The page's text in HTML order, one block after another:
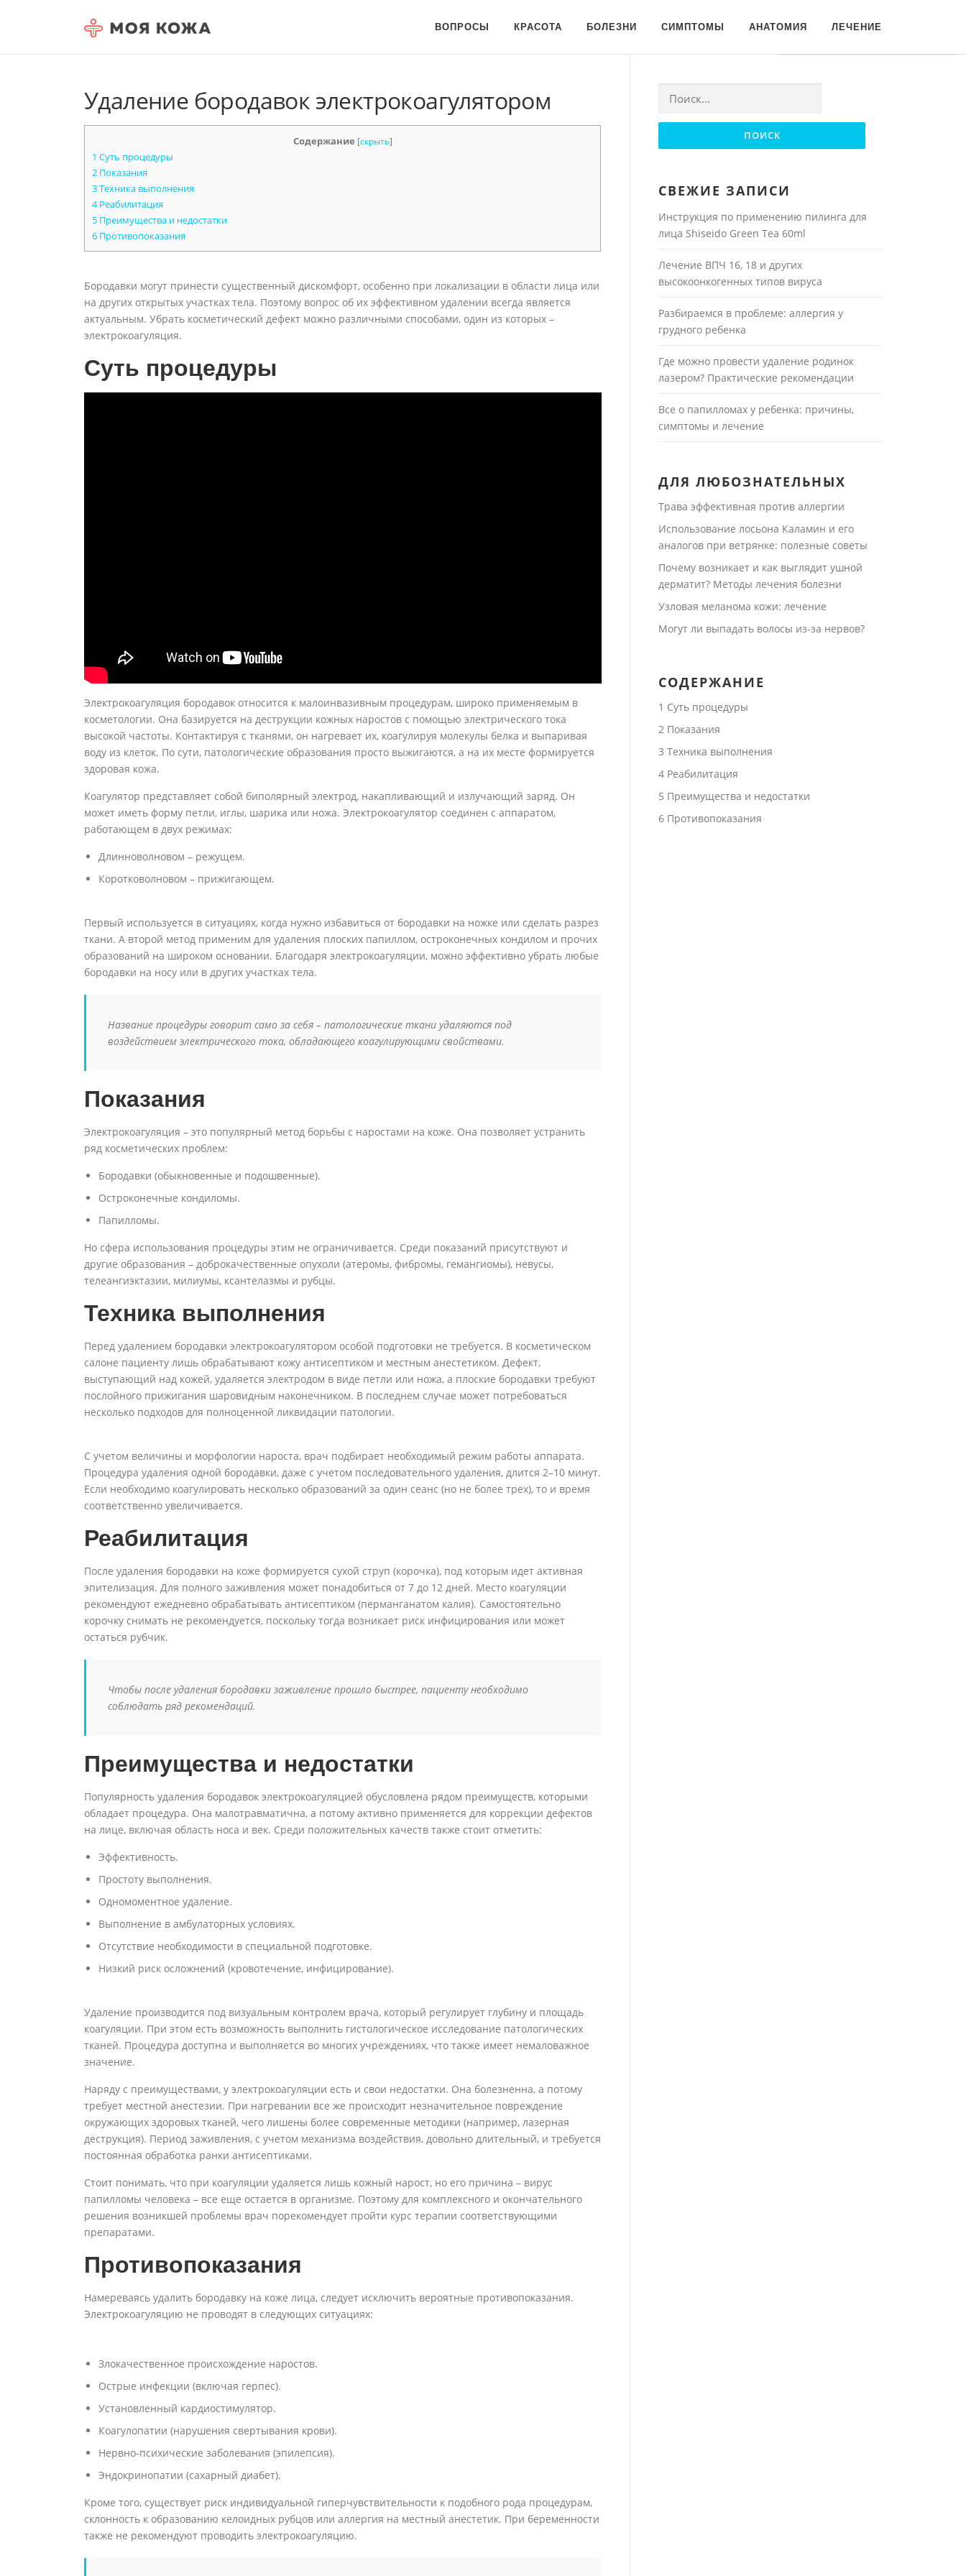
ВОПРОСЫ КРАСОТА БОЛЕЗНИ СИМПТОМЫ АНАТОМИЯ ЛЕЧЕНИЕ
Удаление бородавок электрокоагулятором
Содержание [скрыть]
1 Суть процедуры
2 Показания
3Техника выполнения
4Реабилитация
5 Преимущества и недостатки
6 Противопоказания
Бородавки могут принести существенный дискомфорт, особенно при локализации в области лица или
на других открытых участках тела. Поэтому вопрос об их эффективном удалении всегда является
актуальным. Убрать косметический дефект можно различными способами, один из которых –
электрокоагуляция.
Суть процедуры
Электрокоагуляция бородавок относится к малоинвазивным процедурам, широко применяемым в
косметологии. Она базируется на деструкции кожных наростов с помощью электрического тока
высокой частоты. Контактируя с тканями, он нагревает их, коагулируя молекулы белка и выпаривая
воду из клеток. По сути, патологические образования просто выжигаются, а на их месте формируется
здоровая кожа.
Коагулятор представляет собой биполярный электрод, накапливающий и излучающий заряд. Он
может иметь форму петли, иглы, шарика или ножа. Электрокоагулятор соединен с аппаратом,
работающем в двух режимах:
Длинноволновом – режущем.
Коротковолновом – прижигающем.
Первый используется в ситуациях, когда нужно избавиться от бородавки на ножке или сделать разрез
ткани. А второй метод применим для удаления плоских папиллом, остроконечных кондилом и прочих
образований на широком основании. Благодаря электрокоагуляции, можно эффективно убрать любые
бородавки на носу или в других участках тела.
Название процедуры говорит само за себя – патологические ткани удаляются под
воздействием электрического тока, обладающего коагулирующими свойствами.
Показания
Электрокоагуляция – это популярный метод борьбы с наростами на коже. Она позволяет устранить
ряд косметических проблем:
Бородавки (обыкновенные и подошвенные).
Остроконечные кондиломы.
Папилломы.
Но сфера использования процедуры этим не ограничивается. Среди показаний присутствуют и
другие образования – доброкачественные опухоли (атеромы, фибромы, гемангиомы), невусы,
телеангиэктазии, милиумы, ксантелазмы и рубцы.
Техника выполнения
Перед удалением бородавки электрокоагулятором особой подготовки не требуется. В косметическом
салоне пациенту лишь обрабатывают кожу антисептиком и местным анестетиком. Дефект,
выступающий над кожей, удаляется электродом в виде петли или ножа, а плоские бородавки требуют
послойного прижигания шаровидным наконечником. В последнем случае может потребоваться
несколько подходов для полноценной ликвидации патологии.
С учетом величины и морфологии нароста, врач подбирает необходимый режим работы аппарата.
Процедура удаления одной бородавки, даже с учетом последовательного удаления, длится 2–10 минут.
Если необходимо коагулировать несколько образований за один сеанс (но не более трех), то и время
соответственно увеличивается.
Реабилитация
После удаления бородавки на коже формируется сухой струп (корочка), под которым идет активная
эпителизация. Для полного заживления может понадобиться от 7 до 12 дней. Место коагуляции
рекомендуют ежедневно обрабатывать антисептиком (перманганатом калия). Самостоятельно
корочку снимать не рекомендуется, поскольку тогда возникает риск инфицирования или может
остаться рубчик.
Чтобы после удаления бородавки заживление прошло быстрее, пациенту необходимо
соблюдать ряд рекомендаций.
Преимущества и недостатки
Популярность удаления бородавок электрокоагуляцией обусловлена рядом преимуществ, которыми
обладает процедура. Она малотравматична, а потому активно применяется для коррекции дефектов
на лице, включая область носа и век. Среди положительных качеств также стоит отметить:
Эффективность.
Простоту выполнения.
Одномоментное удаление.
Выполнение в амбулаторных условиях.
Отсутствие необходимости в специальной подготовке.
Низкий риск осложнений (кровотечение, инфицирование).
Удаление производится под визуальным контролем врача, который регулирует глубину и площадь
коагуляции. При этом есть возможность выполнить гистологическое исследование патологических
тканей. Процедура доступна и выполняется во многих учреждениях, что также имеет немаловажное
значение.
Наряду с преимуществами, у электрокоагуляции есть и свои недостатки. Она болезненна, а потому
требует местной анестезии. При нагревании все же происходит незначительное повреждение
окружающих здоровых тканей, чего лишены более современные методики (например, лазерная
деструкция). Период заживления, с учетом механизма воздействия, довольно длительный, и требуется
постоянная обработка ранки антисептиками.
Стоит понимать, что при коагуляции удаляется лишь кожный нарост, но его причина – вирус
папилломы человека – все еще остается в организме. Поэтому для комплексного и окончательного
решения возникшей проблемы врач порекомендует пройти курс терапии соответствующими
препаратами.
Противопоказания
Намереваясь удалить бородавку на коже лица, следует исключить вероятные противопоказания.
Электрокоагуляцию не проводят в следующих ситуациях:
Злокачественное происхождение наростов.
Острые инфекции (включая герпес).
Установленный кардиостимулятор.
Коагулопатии (нарушения свертывания крови).
Нервно-психические заболевания (эпилепсия).
Эндокринопатии (сахарный диабет).
Кроме того, существует риск индивидуальной гиперчувствительности к подобного рода процедурам,
склонность к образованию келоидных рубцов или аллергия на местный анестетик. При беременности
также не рекомендуют проводить электрокоагуляцию.
Найти:
СВЕЖИЕ ЗАПИСИ
Инструкция по применению пилинга для
лица Shiseido Green Tea 60ml
Лечение ВПЧ 16, 18 и других
высокоонкогенных типов вируса
Разбираемся в проблеме: аллергия у
грудного ребенка
Где можно провести удаление родинок
лазером? Практические рекомендации
Все о папилломах у ребенка: причины,
симптомы и лечение
ДЛЯ ЛЮБОЗНАТЕЛЬНЫХ
Трава эффективная против аллергии
Использование лосьона Каламин и его
аналогов при ветрянке: полезные советы
Почему возникает и как выглядит ушной
дерматит? Методы лечения болезни
Узловая меланома кожи: лечение
Могут ли выпадать волосы из-за нервов?
СОДЕРЖАНИЕ
1 Суть процедуры
2Показания
3 Техника выполнения
4Реабилитация
5 Преимущества и недостатки
6Противопоказания
Для любых предложений по